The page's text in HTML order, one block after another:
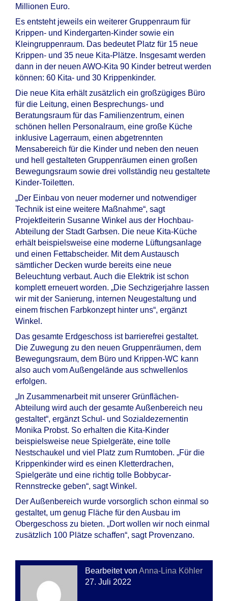
Millionen Euro.
Es entsteht jeweils ein weiterer Gruppenraum für
Krippen- und Kindergarten-Kinder sowie ein
Kleingruppenraum. Das bedeutet Platz für 15 neue
Krippen- und 35 neue Kita-Plätze. Insgesamt werden
dann in der neuen AWO-Kita 90 Kinder betreut werden
können: 60 Kita- und 30 Krippenkinder.
Die neue Kita erhält zusätzlich ein großzügiges Büro
für die Leitung, einen Besprechungs- und
Beratungsraum für das Familienzentrum, einen
schönen hellen Personalraum, eine große Küche
inklusive Lagerraum, einen abgetrennten
Mensabereich für die Kinder und neben den neuen
und hell gestalteten Gruppenräumen einen großen
Bewegungsraum sowie drei vollständig neu gestaltete
Kinder-Toiletten.
„Der Einbau von neuer moderner und notwendiger
Technik ist eine weitere Maßnahme“, sagt
Projektleiterin Susanne Winkel aus der Hochbau-
Abteilung der Stadt Garbsen. Die neue Kita-Küche
erhält beispielsweise eine moderne Lüftungsanlage
und einen Fettabscheider. Mit dem Austausch
sämtlicher Decken wurde bereits eine neue
Beleuchtung verbaut. Auch die Elektrik ist schon
komplett erneuert worden. „Die Sechzigerjahre lassen
wir mit der Sanierung, internen Neugestaltung und
einem frischen Farbkonzept hinter uns“, ergänzt
Winkel.
Das gesamte Erdgeschoss ist barrierefrei gestaltet.
Die Zuwegung zu den neuen Gruppenräumen, dem
Bewegungsraum, dem Büro und Krippen-WC kann
also auch vom Außengelände aus schwellenlos
erfolgen.
„In Zusammenarbeit mit unserer Grünflächen-
Abteilung wird auch der gesamte Außenbereich neu
gestaltet“, ergänzt Schul- und Sozialdezernentin
Monika Probst. So erhalten die Kita-Kinder
beispielsweise neue Spielgeräte, eine tolle
Nestschaukel und viel Platz zum Rumtoben. „Für die
Krippenkinder wird es einen Kletterdrachen,
Spielgeräte und eine richtig tolle Bobbycar-
Rennstrecke geben“, sagt Winkel.
Der Außenbereich wurde vorsorglich schon einmal so
gestaltet, um genug Fläche für den Ausbau im
Obergeschoss zu bieten. „Dort wollen wir noch einmal
zusätzlich 100 Plätze schaffen“, sagt Provenzano.
Bearbeitet von Anna-Lina Köhler
27. Juli 2022